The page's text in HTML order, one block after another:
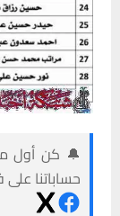
🔔 كن أول من
حساباتنا